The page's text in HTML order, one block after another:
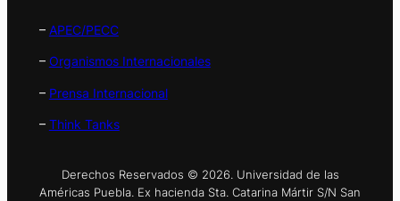
– APEC/PECC
– Organismos Internacionales
– Prensa Internacional
– Think Tanks
Derechos Reservados © 2026. Universidad de las
Américas Puebla. Ex hacienda Sta. Catarina Mártir S/N San